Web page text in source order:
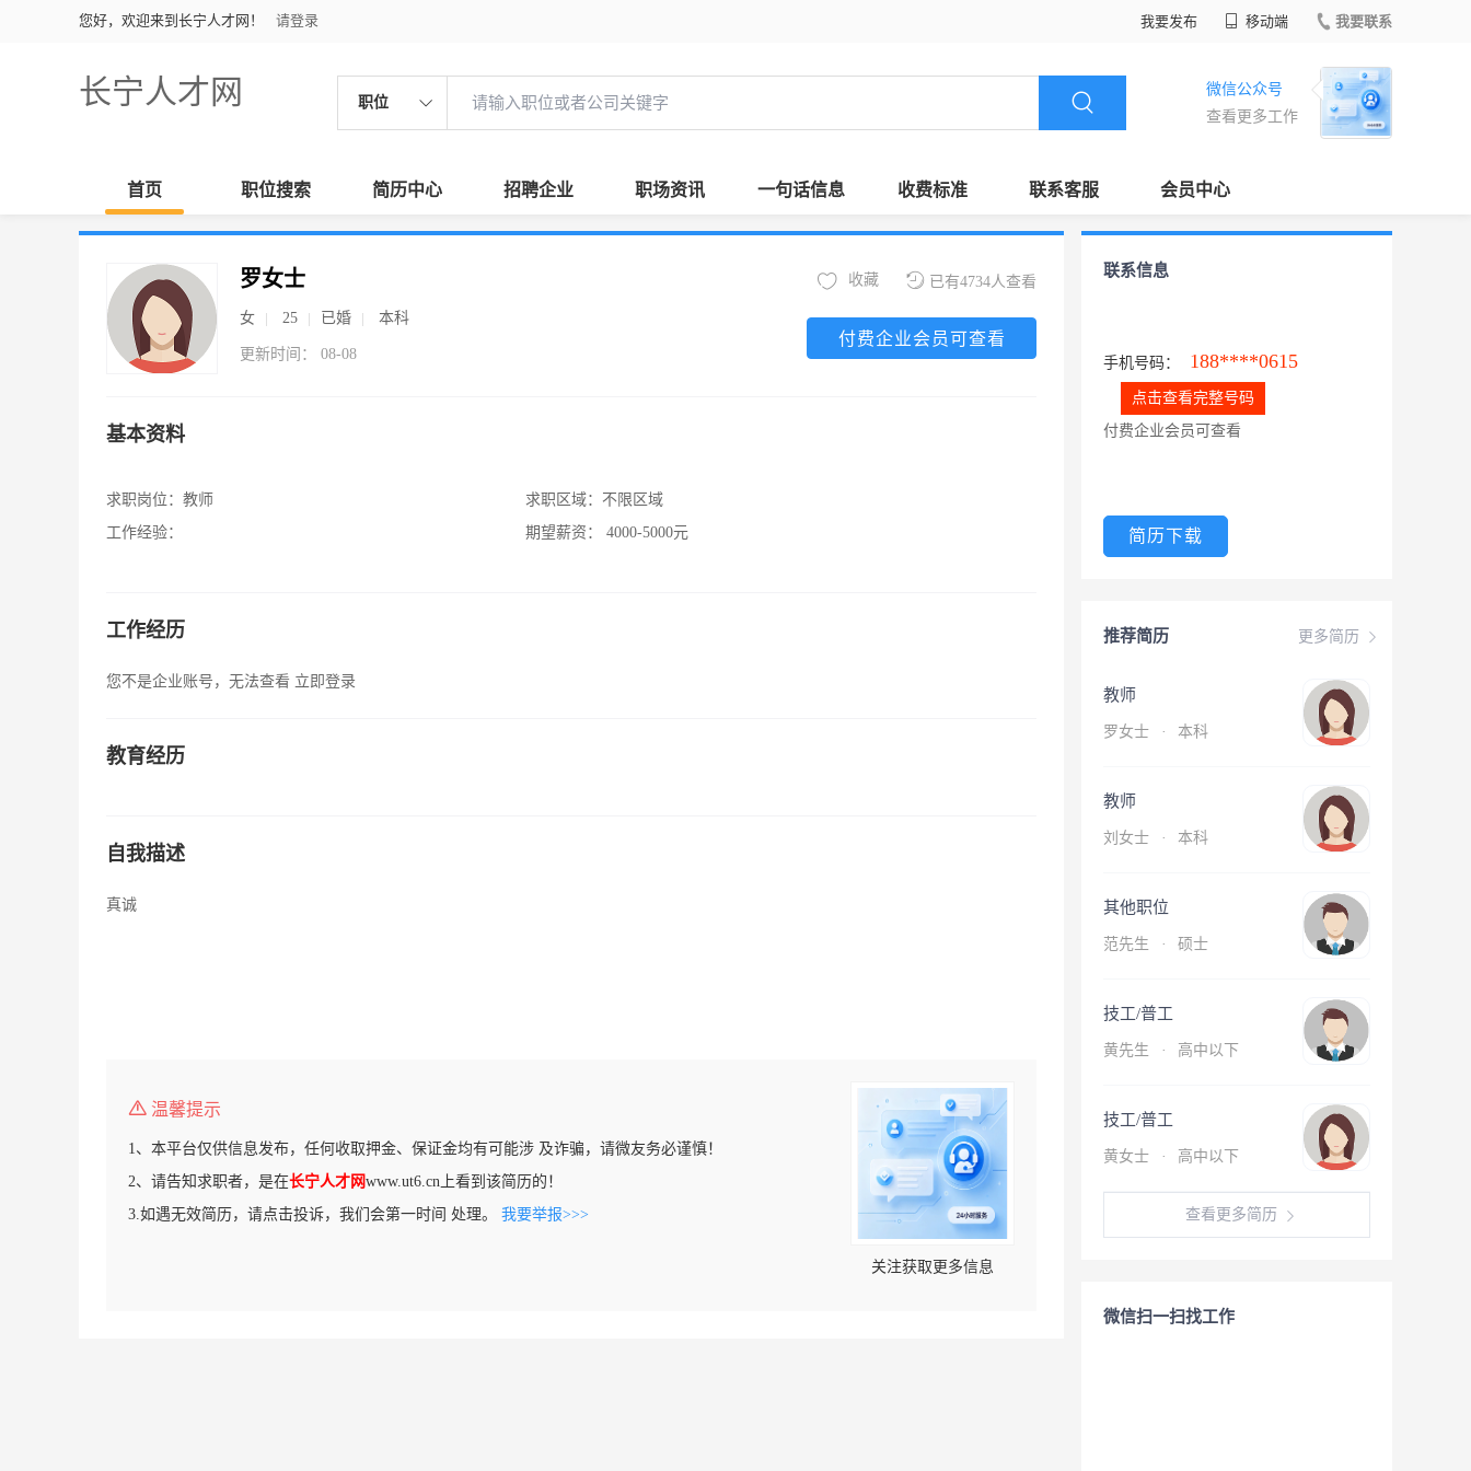
您好，欢迎来到长宁人才网！ 请登录 我要发布 移动端 我要联系
长宁人才网 职位
微信公众号
查看更多工作
首页 职位搜索 简历中心 招聘企业 职场资讯 一句话信息 收费标准 联系客服 会员中心
罗女士
女 25 已婚 本科
更新时间： 08-08
已有4734人查看
收藏
付费企业会员可查看
基本资料
求职岗位： 教师
工作经验：
求职区域： 不限区域
期望薪资：
4000-5000元
工作经历
您不是企业账号，无法查看 立即登录
教育经历
自我描述
真诚
温馨提示
1、本平台仅供信息发布，任何收取押金、保证金均有可能涉 及诈骗，请微友务必谨慎！
2、请告知求职者，是在长宁人才网www.ut6.cn上看到该简历的！
3.如遇无效简历，请点击投诉，我们会第一时间 处理。 我要举报>>>
关注获取更多信息
联系信息
手机号码： 188****0615
点击查看完整号码
付费企业会员可查看
简历下载
更多简历
推荐简历
教师
罗女士 · 本科
教师
刘女士 · 本科
其他职位
范先生 · 硕士
技工/普工
黄先生 · 高中以下
技工/普工
黄女士 · 高中以下
查看更多简历
微信扫一扫找工作